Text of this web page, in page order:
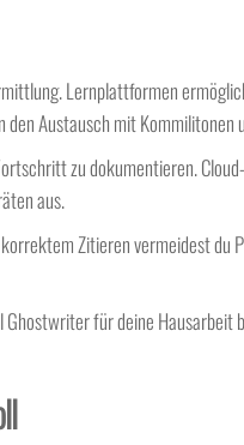
Lernplattformen
Austausch mit Kommilitonen
zu dokumentieren.
aus.
Zitieren vermeidest du
für deine Hausarbeit